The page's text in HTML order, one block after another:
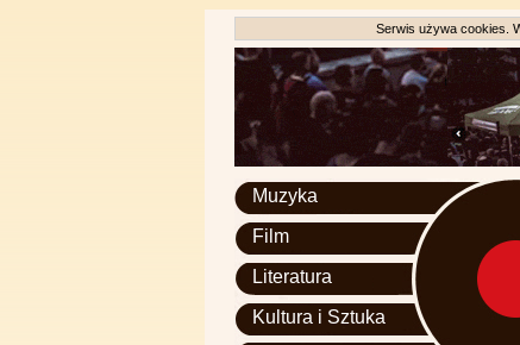
Serwis używa cookies.
Muzyka
Film
Literatura
Kultura i Sztuka